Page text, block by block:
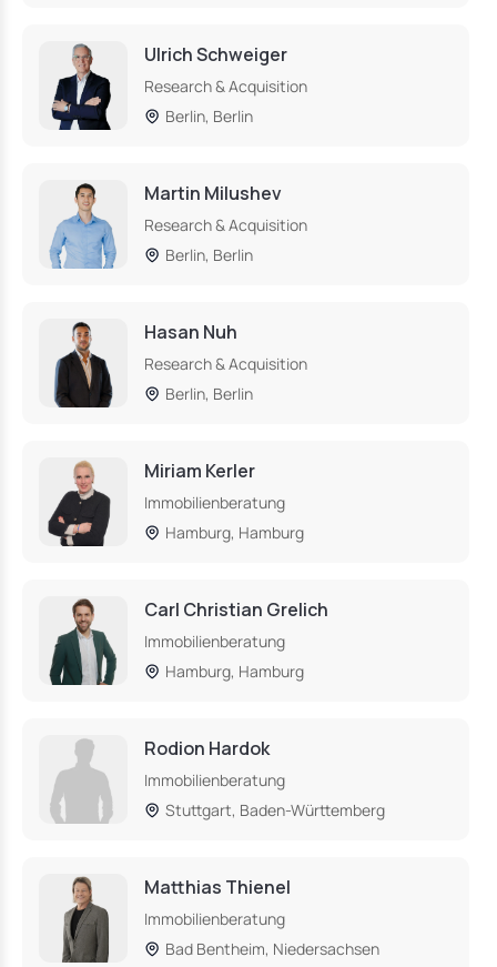
Ulrich Schweiger
Research & Acquisition
Berlin, Berlin
Martin Milushev
Research & Acquisition
Berlin, Berlin
Hasan Nuh
Research & Acquisition
Berlin, Berlin
Miriam Kerler
Immobilienberatung
Hamburg, Hamburg
Carl Christian Grelich
Immobilienberatung
Hamburg, Hamburg
Rodion Hardok
Immobilienberatung
Stuttgart, Baden-Württemberg
Matthias Thienel
Immobilienberatung
Bad Bentheim, Niedersachsen